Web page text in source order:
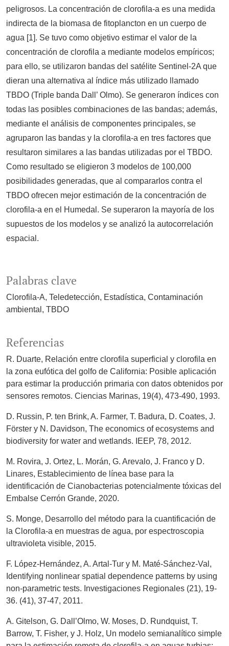
Palabras clave
Clorofila-A Teledetección Estadística Contaminación
ambiental
TBDO
peligrosos. La concentración de clorofila-a es una medida
indirecta de la biomasa de fitoplancton en un cuerpo de
agua [1]. Se tuvo como objetivo estimar el valor de la
concentración de clorofila a mediante modelos empíricos;
para ello, se utilizaron bandas del satélite Sentinel-2A que
dieran una alternativa al índice más utilizado llamado
TBDO (Triple banda Dall’ Olmo). Se generaron índices con
todas las posibles combinaciones de las bandas; además,
mediante el análisis de componentes principales, se
agruparon las bandas y la clorofila-a en tres factores que
resultaron similares a las bandas utilizadas por el TBDO.
Como resultado se eligieron 3 modelos de 100,000
posibilidades generadas, que al compararlos contra el
TBDO ofrecen mejor estimación de la concentración de
clorofila-a en el Humedal. Se superaron la mayoría de los
supuestos de los modelos y se analizó la autocorrelación
espacial.
Referencias
R. Duarte, Relación entre clorofila superficial y clorofila en
la zona eufótica del golfo de California: Posible aplicación
para estimar la producción primaria con datos obtenidos por
sensores remotos. Ciencias Marinas, 19(4), 473-490, 1993.
D. Russin, P. ten Brink, A. Farmer, T. Badura, D. Coates, J.
Förster y N. Davidson, The economics of ecosystems and
biodiversity for water and wetlands. IEEP, 78, 2012.
M. Rovira, J. Ortez, L. Morán, G. Arevalo, J. Franco y D.
Linares, Establecimiento de línea base para la
identificación de Cianobacterias potencialmente tóxicas del
Embalse Cerrón Grande, 2020.
S. Monge, Desarrollo del método para la cuantificación de
la Clorofila-a en muestras de agua, por espectroscopia
ultravioleta visible, 2015.
F. López-Hernández, A. Artal-Tur y M. Maté-Sánchez-Val,
Identifying nonlinear spatial dependence patterns by using
non-parametric tests. Investigaciones Regionales (21), 19-
36. (41), 37-47, 2011.
A. Gitelson, G. Dall’Olmo, W. Moses, D. Rundquist, T.
Barrow, T. Fisher, y J. Holz, Un modelo semianalítico simple